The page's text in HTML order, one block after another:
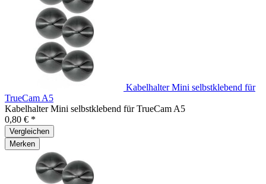
Kabelhalter Mini selbstklebend für
TrueCam A5
Kabelhalter Mini selbstklebend für TrueCam A5
0,80 € *
Vergleichen
Merken